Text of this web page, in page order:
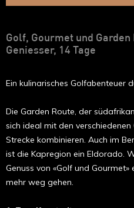
Golf, Gourmet und
Geniesser, 14 Tage
Ein kulinarisches Golfabenteuer
Die Garden Route, der
sich ideal mit den
Strecke kombinieren. Auch im
ist die Kapregion ein Eldorado.
Genuss von «Golf und
mehr weg gehen.